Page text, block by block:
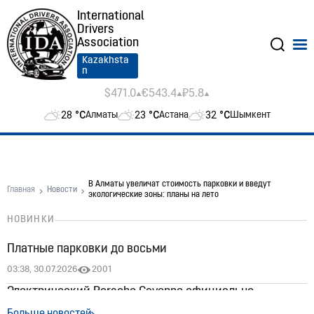
International
Drivers
Association
Kazakhsta
n
$471.0 €543.4 ₽5.8
28 °CАлматы 23 °CАстана 32 °CШымкент
Главная Новости
В Алматы увеличат стоимость парковки и введут
экологические зоны: планы на лето
НОВИНКИ
Платные парковки до восьми
03:38, 30.07.2026 2001
Электрический Porsche Cayenne официально
появился в Казахстане: цены стартуют от 60 млн